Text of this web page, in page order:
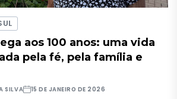
aos 100 anos: uma vida
pela fé, pela família e
SILVA 15 DE JANEIRO DE 2026